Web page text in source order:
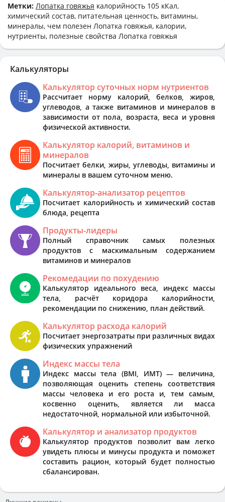
Метки: Лопатка говяжья калорийность 105 кКал,
химический состав, питательная ценность, витамины,
минералы, чем полезен Лопатка говяжья, калории,
нутриенты, полезные свойства Лопатка говяжья
Калькуляторы
Калькулятор суточных норм нутриентов
Рассчитает норму калорий, белков, жиров,
углеводов, а также витаминов и минералов в
зависимости от пола, возраста, веса и уровня
физической активности.
Калькулятор калорий, витаминов и
минералов
Посчитает белки, жиры, углеводы, витамины и
минералы в вашем суточном меню.
Калькулятор-анализатор рецептов
Посчитает калорийность и химический состав
блюда, рецепта
Продукты-лидеры
Полный справочник самых полезных
продуктов с маскимальным содержанием
витаминов и минералов
Рекомедации по похудению
Калькулятор идеального веса, индекс массы
тела, расчёт коридора калорийности,
рекомендации по снижению, план действий.
Калькулятор расхода калорий
Посчитает энергозатраты при различных видах
физических упражнений
Индекс массы тела
Индекс массы тела (BMI, ИМТ) — величина,
позволяющая оценить степень соответствия
массы человека и его роста и, тем самым,
косвенно оценить, является ли масса
недостаточной, нормальной или избыточной.
Калькулятор и анализатор продуктов
Калькулятор продуктов позволит вам легко
увидеть плюсы и минусы продукта и поможет
составить рацион, который будет полностью
сбалансирован.